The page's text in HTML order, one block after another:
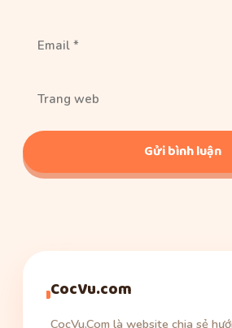
web
CocVu.com
CocVu.Com là website chia sẻ